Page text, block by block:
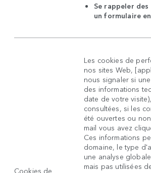
Se rappeler
un formulaire
Cookies de
Les cookies de
nos sites Web,
nous signaler si
des informations
date de votre
consultées, si les
été ouvertes ou
mail vous avez
Ces informations
domaine, le type
une analyse
mais pas utilisées